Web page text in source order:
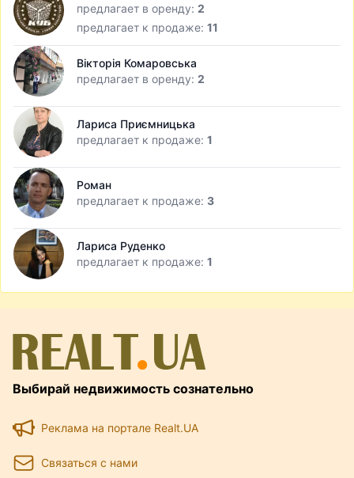
предлагает в оренду: 2
предлагает к продаже: 11
Вікторія Комаровська
предлагает в оренду: 2
Лариса Приємницька
предлагает к продаже: 1
Роман
предлагает к продаже: 3
Лариса Руденко
предлагает к продаже: 1
Выбирай недвижимость сознательно
Реклама на портале Realt.UA
Связаться с нами